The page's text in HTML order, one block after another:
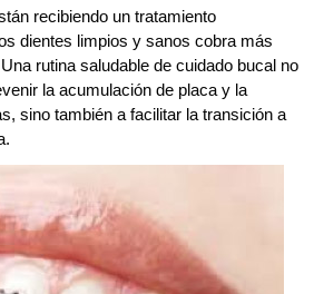
recibiendo un tratamiento
dientes limpios y sanos cobra más
rutina saludable de cuidado bucal no
la acumulación de placa y la
sino también a facilitar la transición a